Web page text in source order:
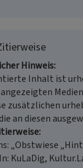
Hinweis
Inhalt ist
zusätzlichen
an diesen
„Obstwiese
KuLaDig,